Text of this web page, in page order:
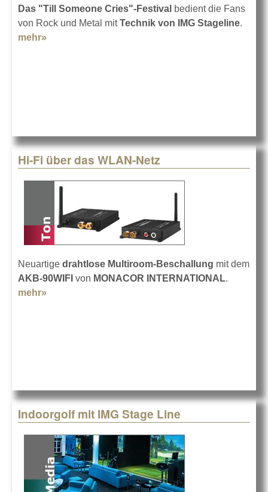
Das "Till Someone Cries"-Festival bedient die Fans
von Rock und Metal mitTechnik von IMG Stageline.
mehr»
Hi-Fi über das WLAN-Netz
Neuartige drahtlose Multiroom-Beschallung mit dem
AKB-90WIFI von MONACOR INTERNATIONAL.
mehr»
Indoorgolf mit IMG Stage Line